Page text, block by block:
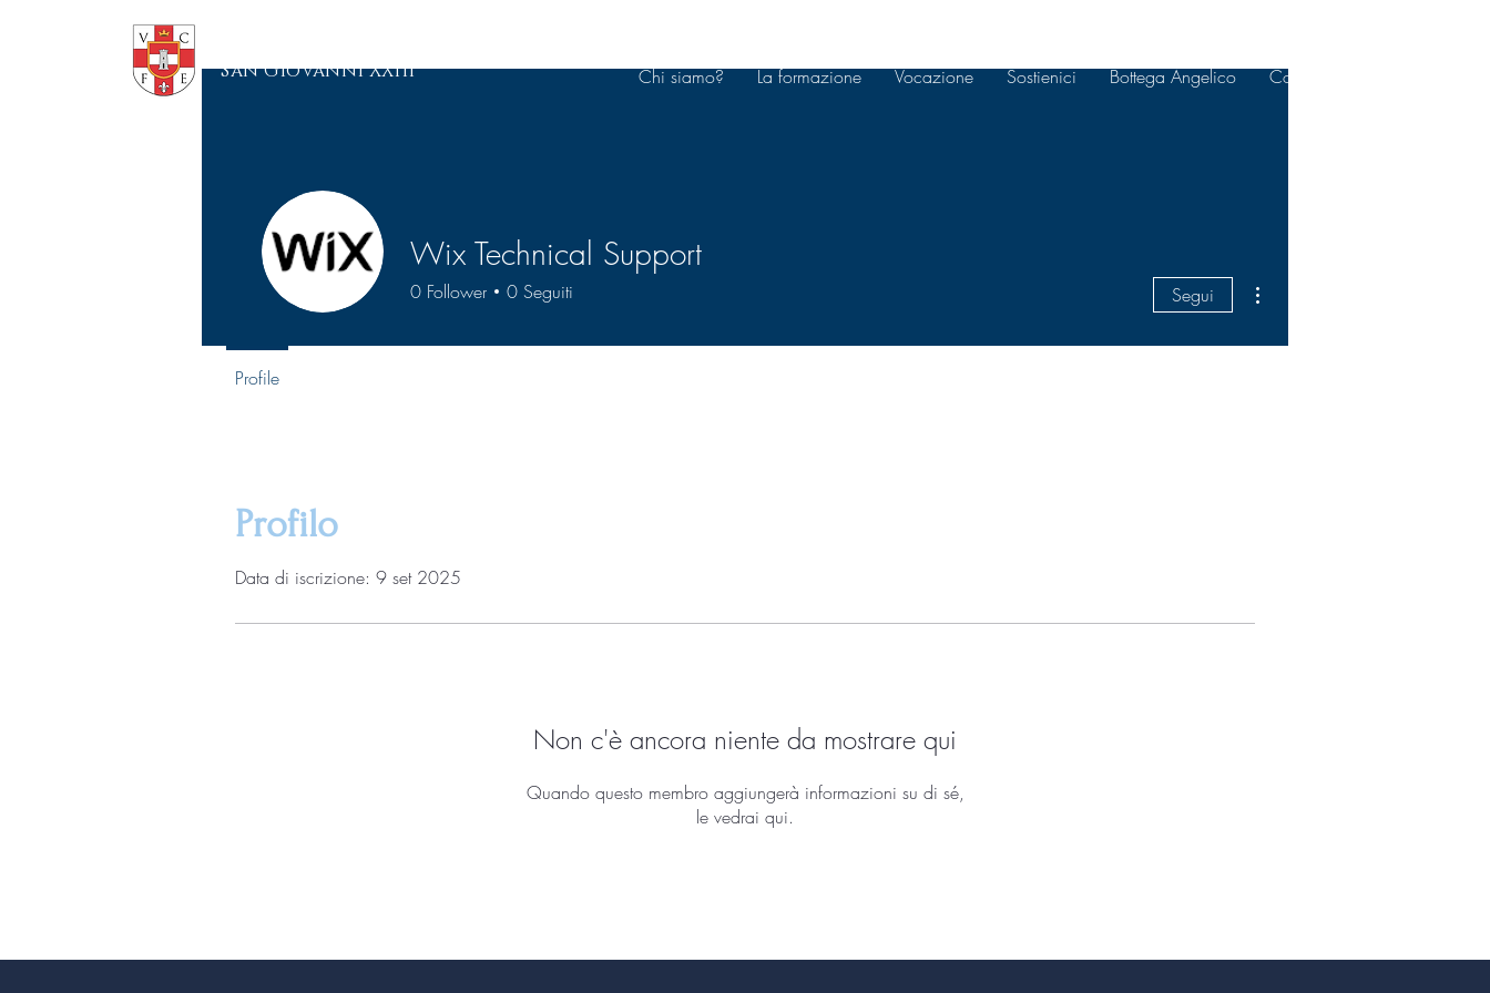
"San Giovanni XXIII" Chi siamo? La formazione Vocazione Sostienici Bottega Angelico Contattaci
Profilo
Data di iscrizione: 9 set 2025
Non c'è ancora niente da mostrare qui
Quando questo membro aggiungerà informazioni su di sé,
le vedrai qui.
Wix Technical Support
0 Follower 0 Seguiti Segui
Profile